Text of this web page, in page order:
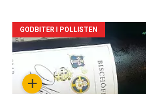
Forsiden
akkurat
nå+
GODBITER I POLLISTEN